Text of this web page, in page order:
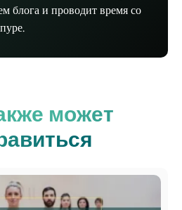
блога и проводит время со
может